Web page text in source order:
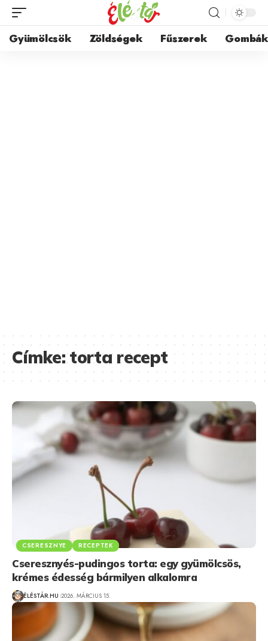
Gyümölcsök Zöldségek Fűszerek Gombák
Címke:torta recept
CSERESZNYE RECEPTEK
Cseresznyés-pudingos torta: egy gyümölcsös,
krémes édesség bármilyen alkalomra
ÉLÉSTÁR.HU 2026. MÁRCIUS 15.